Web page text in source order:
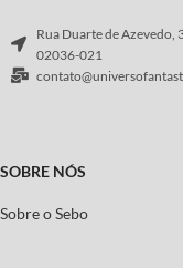
Rua Duarte de Azevedo,
02036-021
SOBRE NÓS
Sobre o Sebo